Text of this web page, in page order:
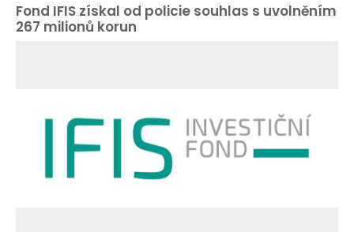
Fond IFIS získal od policie souhlas s uvolněním
267 milionů korun